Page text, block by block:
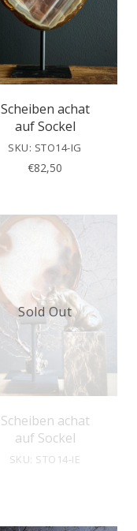
Scheiben achat
auf Sockel
SKU: STO14-IG
€82,50
Scheiben achat
auf Sockel
SKU: STO14-IE
Sold Out